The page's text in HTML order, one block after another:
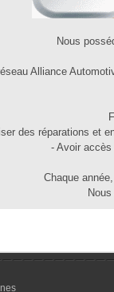
Nous
Alliance
des réparations et
- Avoir accès
Chaque